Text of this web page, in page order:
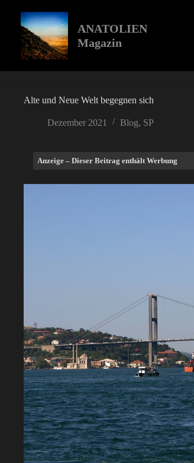
springen
ANATOLIEN
Magazin
Alte und Neue Welt begegnen sich
Dezember 2021 Blog, SP
Anzeige – Dieser Beitrag enthält Werbung